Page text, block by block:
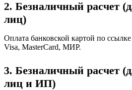
2. Безналичный расчет
лиц)
Оплата банковской картой по
Visa, MasterCard, МИР.
3. Безналичный расчет
лиц и ИП)